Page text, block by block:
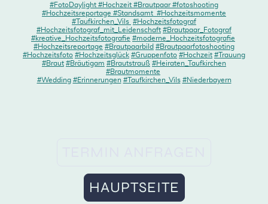
#FotoDaylight #Hochzeit #Brautpaar #fotoshooting
#Hochzeitsreportage #Standsamt #Hochzeitsmomente
#Taufkirchen_Vils #Hochzeitsfotograf
#Hochzeitsfotograf_mit_Leidenschaft #Brautpaar_Fotograf
#kreative_Hochzeitsfotografie #moderne_Hochzeitsfotografie
#Hochzeitsreportage #Brautpaarbild #Brautpaarfotoshooting
#Hochzeitsfoto #Hochzeitsglück #Gruppenfoto #Hochzeit #Trauung
#Braut #Bräutigam #Brautstrauß #Heiraten_Taufkirchen
#Brautmomente
#Wedding #Erinnerungen #Taufkirchen_Vils #Niederbayern
HAUPTSEITE